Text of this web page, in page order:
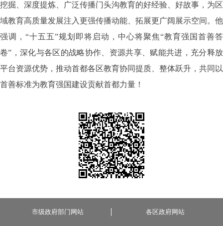
挖掘、深度提炼、广泛传播门头沟教育的好经验、好故事，为区
域教育高质量发展注入更强传播动能、拓展更广阔展示空间。他
强调，“十五五”规划即将启动，中心将聚焦“教育强国首善答
卷”，深化与各区的战略协作、资源共享、赋能共进，充分释放
平台资源优势，推动首都各区教育协同提质、整体跃升，共同以
首善标准为教育强国建设贡献首都力量！
市级政府部门网站 各区政府网站